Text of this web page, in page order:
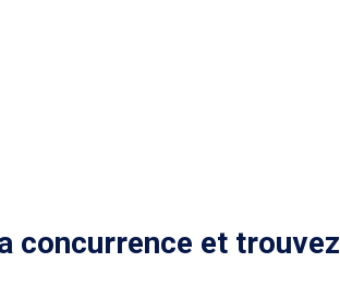
concurrence et trouvez